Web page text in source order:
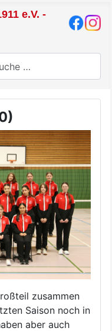
e.V. -
zusammen
Saison noch in
aber auch